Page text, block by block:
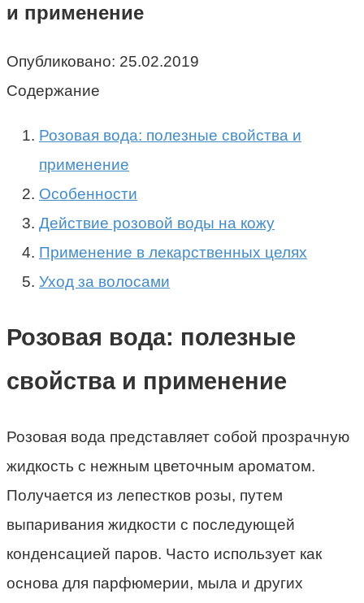
и применение
Опубликовано: 25.02.2019
Содержание
Розовая вода: полезные свойства и
применение
Особенности
Действие розовой воды на кожу
Применение в лекарственных целях
Уход за волосами
Розовая вода: полезные
свойства и применение
Розовая вода представляет собой прозрачную
жидкость с нежным цветочным ароматом.
Получается из лепестков розы, путем
выпаривания жидкости с последующей
конденсацией паров. Часто использует как
основа для парфюмерии, мыла и других